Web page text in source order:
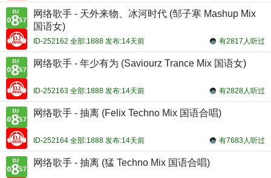
网络歌手 - 天外来物、冰河时代 (邹子寒 Mashup Mix
国语女)
有2817人听过
ID-252162 全部:1888 发布:14天前
网络歌手 - 年少有为 (Saviourz Trance Mix 国语女)
有2828人听过
ID-252163 全部:1888 发布:14天前
网络歌手 - 抽离 (Felix Techno Mix 国语合唱)
有7683人听过
ID-252164 全部:1888 发布:14天前
网络歌手 - 抽离 (猛 Techno Mix 国语合唱)